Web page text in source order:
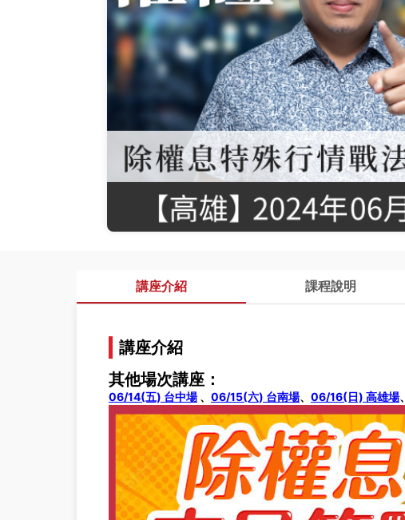
講座介紹 課程說明
講座介紹
其他場次講座：
06/14(五) 台中場、 06/15(六) 台南場、 06/16(日) 高雄場、